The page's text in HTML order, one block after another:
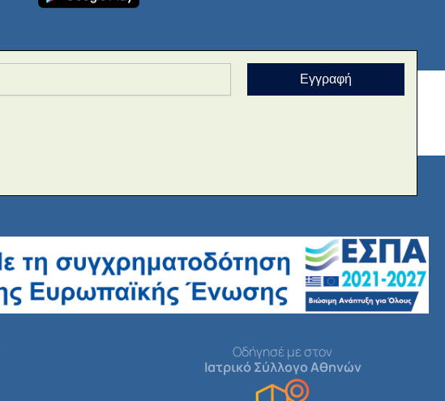
Εγγραφή
Οδήγησέ με στον
Ιατρικό Σύλλογο Αθηνών